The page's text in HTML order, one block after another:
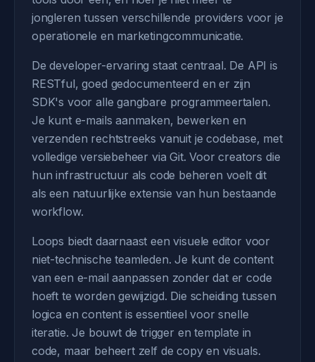
jongleren tussen verschillende providers voor je
operationele en marketingcommunicatie.
De developer-ervaring staat centraal. De API is
RESTful, goed gedocumenteerd en er zijn
SDK's voor alle gangbare programmeertalen.
Je kunt e-mails aanmaken, bewerken en
verzenden rechtstreeks vanuit je codebase, met
volledige versiebeheer via Git. Voor creators die
hun infrastructuur als code beheren voelt dit
als een natuurlijke extensie van hun bestaande
workflow.
Loops biedt daarnaast een visuele editor voor
niet-technische teamleden. Je kunt de content
van een e-mail aanpassen zonder dat er code
hoeft te worden gewijzigd. Die scheiding tussen
logica en content is essentieel voor snelle
iteratie. Je bouwt de trigger en template in
code, maar beheert zelf de copy en visuals.